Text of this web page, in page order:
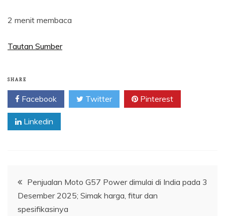
2 menit membaca
Tautan Sumber
SHARE
Facebook Twitter Pinterest
Linkedin
Navigasi
pos
Penjualan Moto G57 Power dimulai di India pada 3
Desember 2025; Simak harga, fitur dan
spesifikasinya